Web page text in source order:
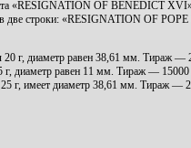
«RESIGNATION OF BENEDICT
в две строки: «RESIGNATION OF
20 г, диаметр равен 38,61 мм. Тираж —
г, диаметр равен 11 мм. Тираж —
г, имеет диаметр 38,61 мм. Тираж —